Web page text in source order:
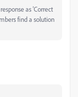
as 'Correct
find a solution